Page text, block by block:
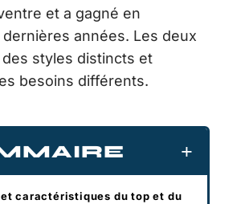
et a gagné en
années. Les deux
styles distincts et
besoins différents.
caractéristiques du top et du